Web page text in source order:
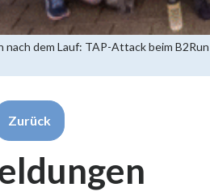
nach dem Lauf: TAP-Attack beim
Zurück